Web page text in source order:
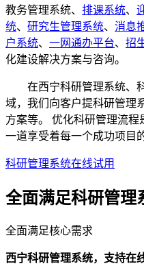
教务管理系统、 排课系统、
统、 研究生管理系统、 消息
户系统、 一网通办平台、 招
化建设解决方案与咨询。
在西宁科研管理系统、科
域，我们向客户提科研管理
方案等。 优化科研管理流
一道享受着每一个成功项目
科研管理系统在线试用
全面满足科研管理
全面满足核心需求
西宁科研管理系统，支持在